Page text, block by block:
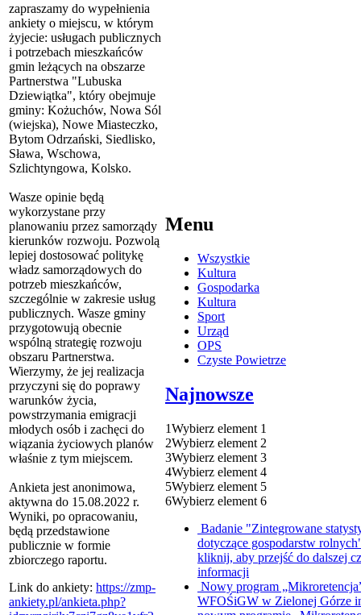
zapraszamy do wypełnienia
ankiety o miejscu, w którym
żyjecie: usługach publicznych
i potrzebach mieszkańców
gmin leżących na obszarze
Partnerstwa "Lubuska
Dziewiątka", który obejmuje
gminy: Kożuchów, Nowa Sól
(wiejska), Nowe Miasteczko,
Bytom Odrzański, Siedlisko,
Sława, Wschowa,
Szlichtyngowa, Kolsko.
Wasze opinie będą
wykorzystane przy
planowaniu przez samorządy
kierunków rozwoju. Pozwolą
lepiej dostosować politykę
władz samorządowych do
potrzeb mieszkańców,
szczególnie w zakresie usług
publicznych. Wasze gminy
przygotowują obecnie
wspólną strategię rozwoju
obszaru Partnerstwa.
Wierzymy, że jej realizacja
przyczyni się do poprawy
warunków życia,
powstrzymania emigracji
młodych osób i zachęci do
wiązania życiowych planów
właśnie z tym miejscem.
Ankieta jest anonimowa,
aktywna do 15.08.2022 r.
Wyniki, po opracowaniu,
będą przedstawione
publicznie w formie
zbiorczego raportu.
Link do ankiety: https://zmp-
ankiety.pl/ankieta.php?
Menu
Wszystkie
Kultura
Gospodarka
Kultura
Sport
Urząd
OPS
Czyste Powietrze
Najnowsze
1Wybierz element 1
2Wybierz element 2
3Wybierz element 3
4Wybierz element 4
5Wybierz element 5
6Wybierz element 6
Badanie "Zintegrowane
dotyczące gospodarstw
kliknij, aby przejść do dalszej
informacji
Nowy program
WFOŚiGW w Zielonej Górze